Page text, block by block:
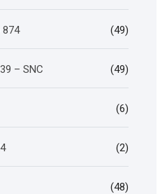
874 (49)
– SNC (49)
(6)
(2)
(48)